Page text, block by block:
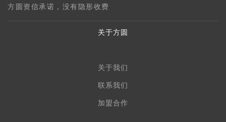
方圆资信承诺，没有隐形收费
关于方圆
关于我们
联系我们
加盟合作